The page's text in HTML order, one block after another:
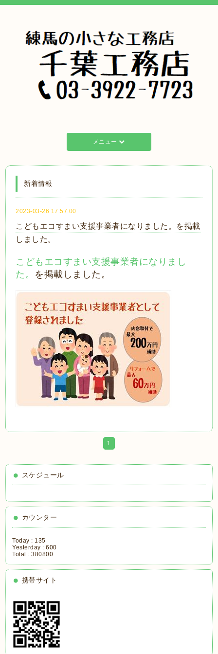
メニュー
新着情報
2023-03-26 17:57:00
こどもエコすまい支援事業者になりました。を掲載
しました。
こどもエコすまい支援事業者になりまし
た。 を掲載しました。
1
スケジュール
カウンター
Today : 135
Yesterday :600
Total :380800
携帯サイト